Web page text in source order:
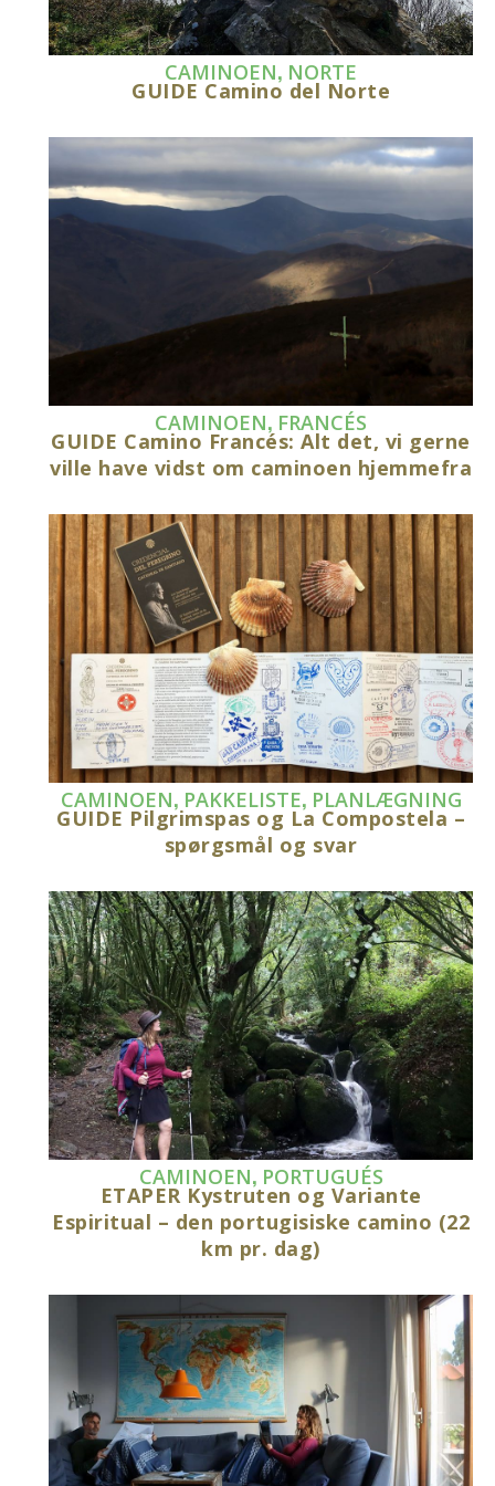
CAMINOEN, NORTE
GUIDE Camino del Norte
CAMINOEN, FRANCÉS
GUIDE Camino Francés: Alt det, vi gerne
ville have vidst om caminoen hjemmefra
CAMINOEN, PAKKELISTE, PLANLÆGNING
GUIDE Pilgrimspas og La Compostela –
spørgsmål og svar
CAMINOEN, PORTUGUÉS
ETAPER Kystruten og Variante
Espiritual – den portugisiske camino (22
km pr. dag)